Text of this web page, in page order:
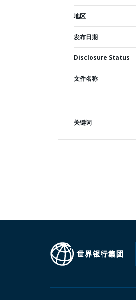
地区
发布日期
Disclosure Status
文件名称
关键词